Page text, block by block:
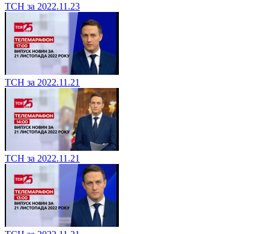
ТСН за 2022.11.23
ТСН за 2022.11.21
ТСН за 2022.11.21